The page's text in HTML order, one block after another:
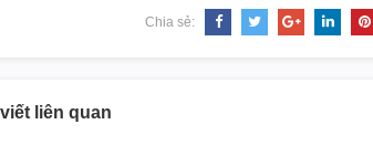
Chia sẻ:
liên quan